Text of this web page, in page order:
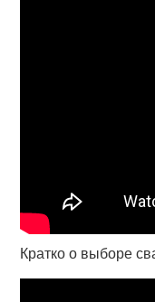
Кратко о выборе